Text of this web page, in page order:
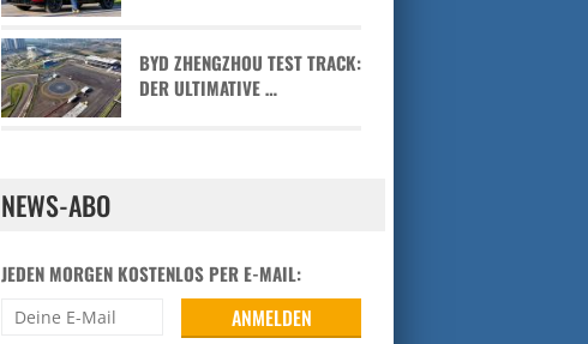
BYD ZHENGZHOU TEST TRACK:
DER ULTIMATIVE …
NEWS-ABO
JEDEN MORGEN KOSTENLOS PER E-MAIL: